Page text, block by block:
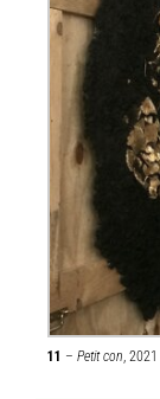
11 – Petit con , 2021